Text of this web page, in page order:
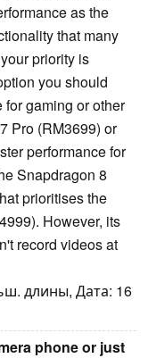
as the
that many
priority is
you should
gaming or other
Pro (RM3699) or
performance for
Snapdragon 8
prioritises the
However, its
record videos at
длины, Дата: 16
phone or just